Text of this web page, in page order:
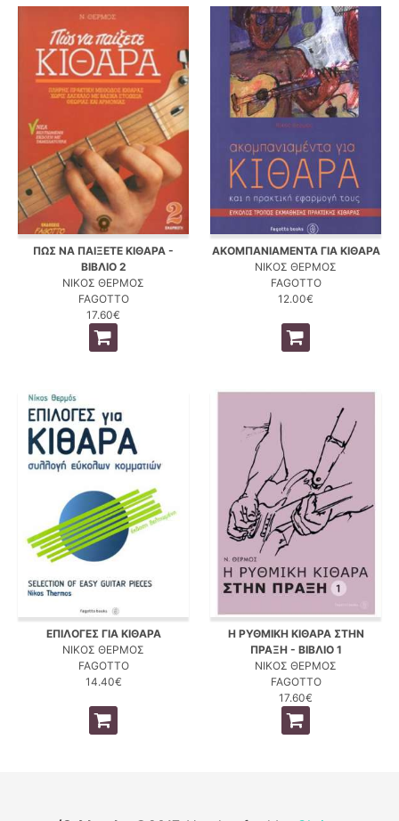
ΠΩΣ ΝΑ ΠΑΙΞΕΤΕ ΚΙΘΑΡΑ -
ΒΙΒΛΙΟ 2
ΝΙΚΟΣ ΘΕΡΜΟΣ
FAGOTTO
17.60€
ΑΚΟΜΠΑΝΙΑΜΕΝΤΑ ΓΙΑ ΚΙΘΑΡΑ
ΝΙΚΟΣ ΘΕΡΜΟΣ
FAGOTTO
12.00€
ΕΠΙΛΟΓΕΣ ΓΙΑ ΚΙΘΑΡΑ
ΝΙΚΟΣ ΘΕΡΜΟΣ
FAGOTTO
14.40€
Η ΡΥΘΜΙΚΗ ΚΙΘΑΡΑ ΣΤΗΝ
ΠΡΑΞΗ - ΒΙΒΛΙΟ 1
ΝΙΚΟΣ ΘΕΡΜΟΣ
FAGOTTO
17.60€